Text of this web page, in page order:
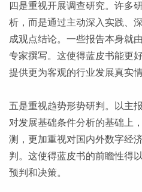
四是重视开展调查研究。许多
析，而是通过主动深入实践、
成观点结论。一些报告本身就
专家撰写。这使得蓝皮书能更
提供更为客观的行业发展真实情
五是重视趋势形势研判。以主
对发展基础条件分析的基础上
测，更加重视对国内外数字经
判。这使得蓝皮书的前瞻性得
预判和决策。